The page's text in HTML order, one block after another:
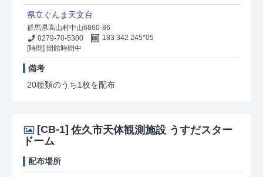
県立ぐんま天文台
群馬県高山村中山6860-86
0279-70-5300
183 342 245*05
[時間] 開館時間中
備考
20種類のうち1枚を配布
[CB-1] 佐久市天体観測施設 うすだスター
ドーム
配布場所